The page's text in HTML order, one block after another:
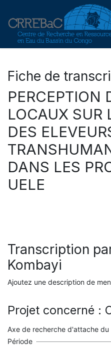
Fiche de
PERCEPTION
LOCAUX SUR
DES
DANS LES
UELE
Transcription
Kombayi
Ajoutez une description de
Projet concerné :
Axe de recherche d'attache du
Période